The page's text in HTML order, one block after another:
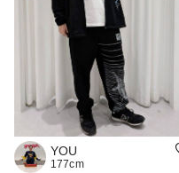
YOU
177cm